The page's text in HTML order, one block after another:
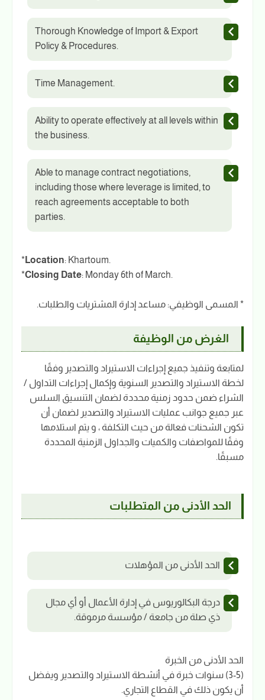
Thorough Knowledge of Import & Export
Policy & Procedures.
Time Management.
Ability to operate effectively at all levels within
the business.
Able to manage contract negotiations,
including those where leverage is limited, to
reach agreements acceptable to both
parties.
*Location: Khartoum.
*Closing Date: Monday 6th of March.
* المسمى الوظيفي: مساعد إدارة المشتريات والطلبات.
الغرض من الوظيفة
لمتابعة وتنفيذ جميع إجراءات الاستيراد والتصدير وفقًا
لخطة الاستيراد والتصدير السنوية وإكمال إجراءات التداول /
الشراء ضمن حدود زمنية محددة لضمان التنسيق السلس
عبر جميع جوانب عمليات الاستيراد والتصدير لضمان أن
تكون الشحنات فعالة من حيث التكلفة ، و يتم استلامها
وفقًا للمواصفات والكميات والجداول الزمنية المحددة
مسبقًا.
الحد الأدنى من المتطلبات
الحد الأدنى من المؤهلات
درجة البكالوريوس في إدارة الأعمال أو أي مجال
ذي صلة من جامعة / مؤسسة مرموقة.
الحد الأدنى من الخبرة
(3-5) سنوات خبرة في أنشطة الاستيراد والتصدير ويفضل
أن يكون ذلك في القطاع التجاري.